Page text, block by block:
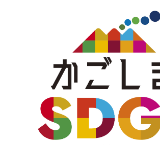
【イベント】の「初詣」を更新しました!
【安全・環境・社会貢献】の「エコキャップ
2025.11.17
【施工実績】の情報を更新しました！